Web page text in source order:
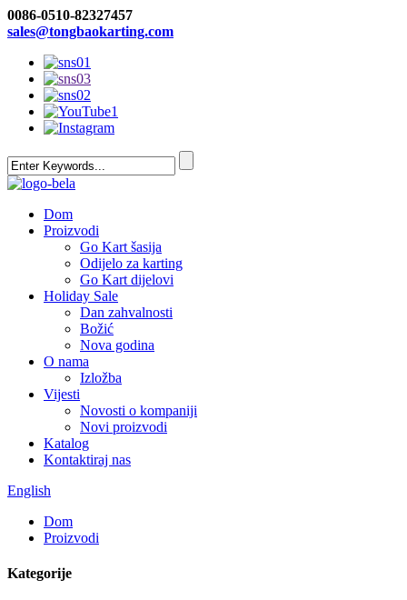
0086-0510-82327457
sales@tongbaokarting.com
Dom
Proizvodi
Go Kart šasija
Odijelo za karting
Go Kart dijelovi
Holiday Sale
Dan zahvalnosti
Božić
Nova godina
O nama
Izložba
Vijesti
Novosti o kompaniji
Novi proizvodi
Katalog
Kontaktiraj nas
English
Dom
Proizvodi
Kategorije